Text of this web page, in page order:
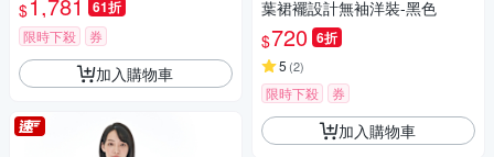
$1,781 61折
限時下殺 券
加入購物車
葉裙襬設計無袖洋裝-黑色
$720 6折
5 (2)
限時下殺 券
加入購物車